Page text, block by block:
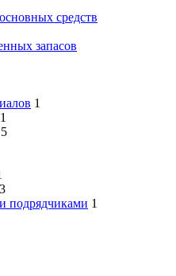
средств
запасов
1
1
5
3
подрядчиками 1